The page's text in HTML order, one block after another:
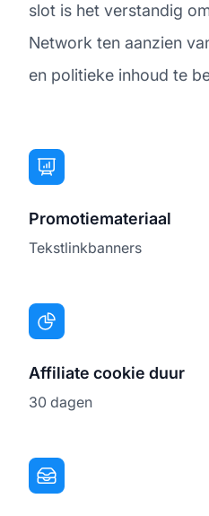
slot is het verstandig
Network ten aanzien
en politieke inhoud te
Promotiemateriaal
Tekstlinkbanners
Affiliate cookie duur
30 dagen